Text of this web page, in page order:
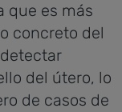
que es más
concreto del
del útero, lo
de casos de